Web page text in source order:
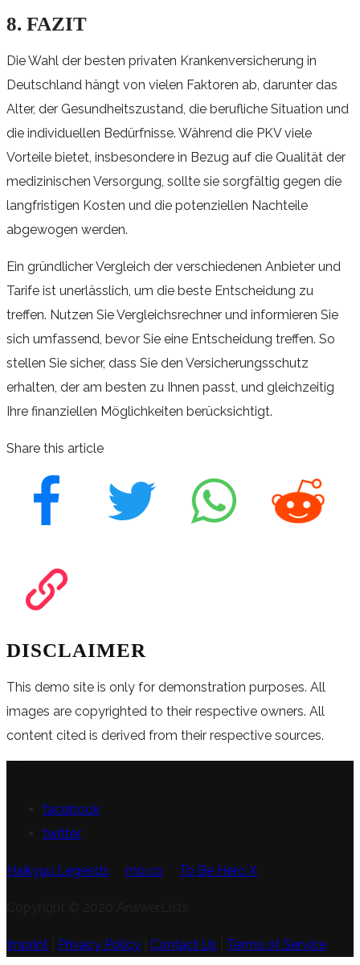
8. FAZIT
Die Wahl der besten privaten Krankenversicherung in
Deutschland hängt von vielen Faktoren ab, darunter das
Alter, der Gesundheitszustand, die berufliche Situation und
die individuellen Bedürfnisse. Während die PKV viele
Vorteile bietet, insbesondere in Bezug auf die Qualität der
medizinischen Versorgung, sollte sie sorgfältig gegen die
langfristigen Kosten und die potenziellen Nachteile
abgewogen werden.
Ein gründlicher Vergleich der verschiedenen Anbieter und
Tarife ist unerlässlich, um die beste Entscheidung zu
treffen. Nutzen Sie Vergleichsrechner und informieren Sie
sich umfassend, bevor Sie eine Entscheidung treffen. So
stellen Sie sicher, dass Sie den Versicherungsschutz
erhalten, der am besten zu Ihnen passt, und gleichzeitig
Ihre finanziellen Möglichkeiten berücksichtigt.
Share this article
DISCLAIMER
This demo site is only for demonstration purposes. All
images are copyrighted to their respective owners. All
content cited is derived from their respective sources.
facebook
twitter
Haikyuu Legends mo.co To Be Hero X
Imprint Privacy Policy Contact Us Terms of Service